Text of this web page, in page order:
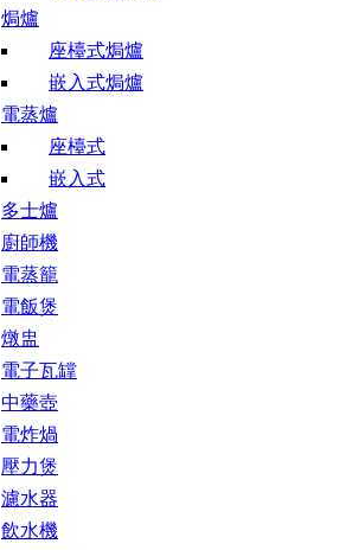
焗爐
座檯式焗爐
嵌入式焗爐
電蒸爐
座檯式
嵌入式
多士爐
廚師機
電蒸籠
電飯煲
燉盅
電子瓦罉
中藥壺
電炸煱
壓力煲
濾水器
飲水機